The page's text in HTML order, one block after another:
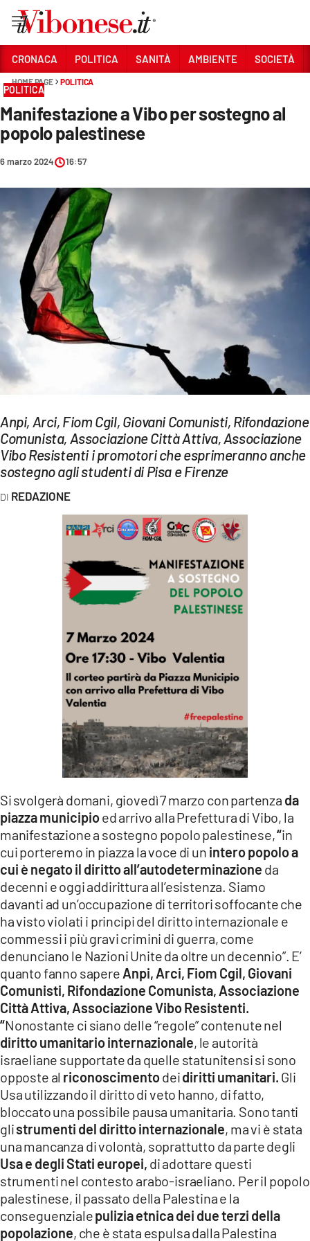
Sezioni
CRONACA
POLITICA
SANITÀ
AMBIENTE
SOCIETÀ
CULTURA
ECONOMIA E LAVORO
EVENTI
LAC NETWORK
LAC ONAIR
LACONAIR.IT
LACITYMAG.IT
ILREGGINO.IT
COSENZACHANNEL.IT
ILVIBONESE.IT
CATANZAROCHANNEL.IT
App
ANDROID
APPLE
CRONACA POLITICA SANITÀ AMBIENTE SOCIETÀ
HOME PAGE POLITICA
POLITICA
Manifestazione a Vibo per sostegno al
popolo palestinese
6 marzo 2024 16:57
Anpi, Arci, Fiom Cgil, Giovani Comunisti, Rifondazione
Comunista, Associazione Città Attiva, Associazione
Vibo Resistenti i promotori che esprimeranno anche
sostegno agli studenti di Pisa e Firenze
REDAZIONE
Si svolgerà domani, giovedì 7 marzo con partenza da
piazza municipioed arrivo alla Prefettura di Vibo, la
manifestazione a sostegno popolo palestinese,“in
cui porteremo in piazza la voce di un intero popolo a
cui è negato il diritto all’autodeterminazione da
decenni e oggi addirittura all’esistenza. Siamo
davanti ad un’occupazione di territori soffocante che
ha visto violati i principi del diritto internazionale e
commessi i più gravi crimini di guerra, come
denunciano le Nazioni Unite da oltre un decennio”. E’
quanto fanno sapere Anpi, Arci, Fiom Cgil, Giovani
Comunisti, Rifondazione Comunista, Associazione
Città Attiva, Associazione Vibo Resistenti.
“Nonostante ci siano delle “regole” contenute nel
diritto umanitario internazionale, le autorità
israeliane supportate da quelle statunitensi si sono
opposte al riconoscimentodeidiritti umanitari. Gli
Usa utilizzando il diritto di veto hanno, di fatto,
bloccato una possibile pausa umanitaria. Sono tanti
glistrumenti del diritto internazionale, ma vi è stata
una mancanza di volontà, soprattutto da parte degli
Usa e degli Stati europei, di adottare questi
strumenti nel contesto arabo-israeliano. Per il popolo
palestinese, il passato della Palestina e la
conseguenzialepulizia etnica dei due terzi della
popolazione, che è stata espulsa dalla Palestina